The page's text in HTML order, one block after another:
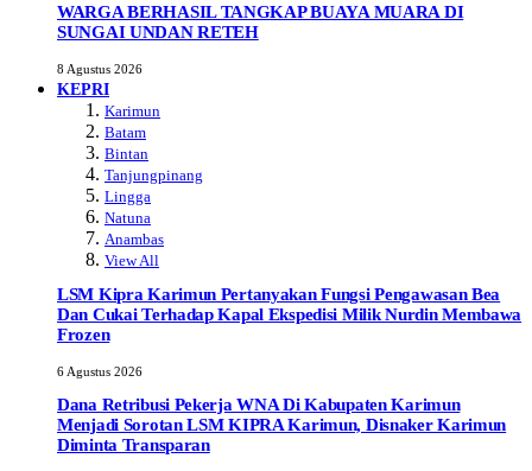
WARGA BERHASIL TANGKAP BUAYA MUARA DI
SUNGAI UNDAN RETEH
8 Agustus 2026
KEPRI
Karimun
Batam
Bintan
Tanjungpinang
Lingga
Natuna
Anambas
View All
LSM Kipra Karimun Pertanyakan Fungsi Pengawasan Bea
Dan Cukai Terhadap Kapal Ekspedisi Milik Nurdin Membawa
Frozen
6 Agustus 2026
Dana Retribusi Pekerja WNA Di Kabupaten Karimun
Menjadi Sorotan LSM KIPRA Karimun, Disnaker Karimun
Diminta Transparan